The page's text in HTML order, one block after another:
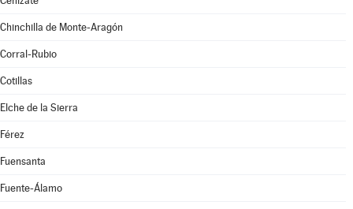
Chinchilla de Monte-Aragón
Corral-Rubio
Cotillas
Elche de la Sierra
Férez
Fuensanta
Fuente-Álamo